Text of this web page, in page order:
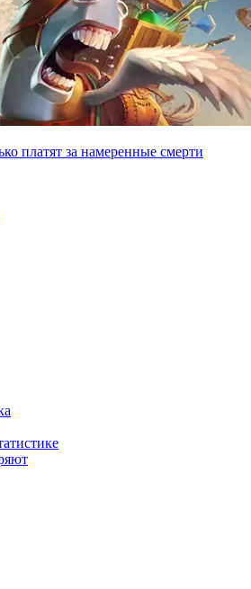
платят за намеренные смерти